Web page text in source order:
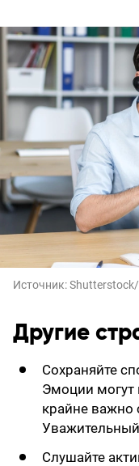
Источник:
Другие
Сохраняйте
Эмоции могут
крайне важно
Слушайте